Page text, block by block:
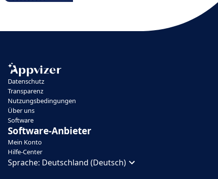
Datenschutz
Transparenz
Nutzungsbedingungen
Über uns
Software
Software-Anbieter
Mein Konto
Hilfe-Center
Sprache: Deutschland (Deutsch)